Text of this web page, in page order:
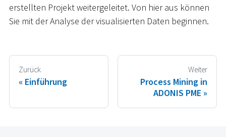
erstellten Projekt weitergeleitet. Von hier aus können
Sie mit der Analyse der visualisierten Daten beginnen.
Zurück
Einführung
Weiter
Process Mining in
ADONIS PME